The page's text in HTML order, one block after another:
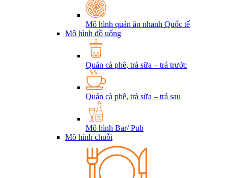
Mô hình quán ăn nhanh Quốc tế
Mô hình đồ uống
Quán cà phê, trà sữa – trả trước
Quán cà phê, trà sữa – trả sau
Mô hình Bar/ Pub
Mô hình chuỗi